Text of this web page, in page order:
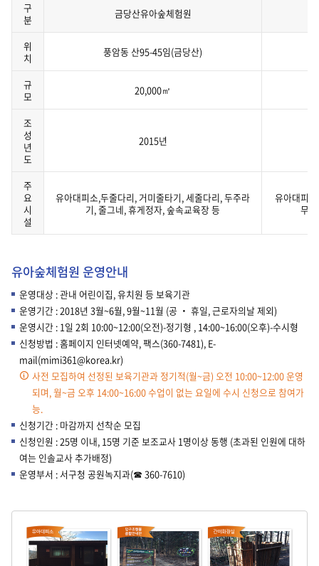
나
는
표
입
다.
구
분
금당산유아숲체험원
위
치
풍암동 산95-45임(금당산)
규
모
20,000㎡
조
성
년
도
2015년
주
요
시
설
유아대피소,두줄다리, 거미줄타기, 세줄다리, 두주라
기, 줄그네, 휴게정자, 숲속교육장 등
유아대피
무
유아숲체험원 운영안내
운영대상 : 관내 어린이집, 유치원 등 보육기관
운영기간 : 2018년 3월~6월, 9월~11월 (공 ‧ 휴일, 근로자의날 제외)
운영시간 : 1일 2회 10:00~12:00(오전)-정기형 , 14:00~16:00(오후)-수시형
신청방법 : 홈페이지 인터넷예약, 팩스(360-7481), E-
mail(mimi361@korea.kr)
사전 모집하여 선정된 보육기관과 정기적(월~금) 오전 10:00~12:00 운영
되며, 월~금 오후 14:00~16:00 수업이 없는 요일에 수시 신청으로 참여가
능.
신청기간 : 마감까지 선착순 모집
신청인원 : 25명 이내, 15명 기준 보조교사 1명이상 동행 (초과된 인원에 대하
여는 인솔교사 추가배정)
운영부서 : 서구청 공원녹지과(☎ 360-7610)